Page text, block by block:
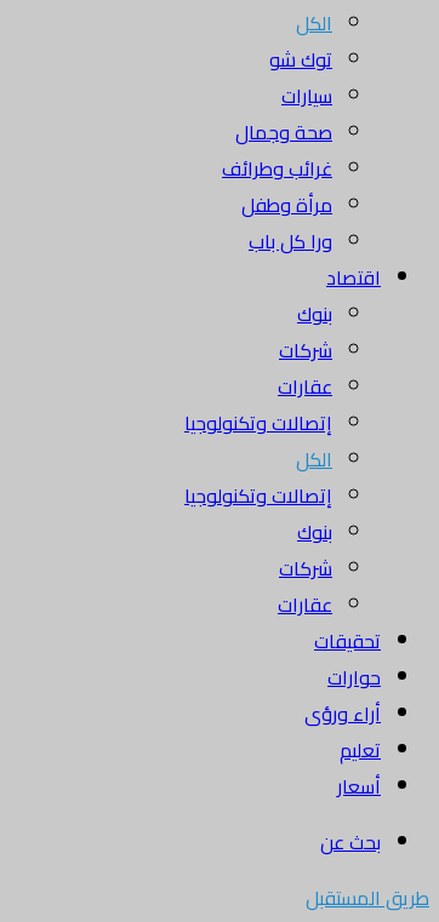
الكل
توك شو
سيارات
صحة وجمال
غرائب وطرائف
مرأة وطفل
ورا كل باب
اقتصاد
بنوك
شركات
عقارات
إتصالات وتكنولوجيا
الكل
إتصالات وتكنولوجيا
بنوك
شركات
عقارات
تحقيقات
حوارات
أراء ورؤى
تعليم
أسعار
بحث عن
طريق المستقبل